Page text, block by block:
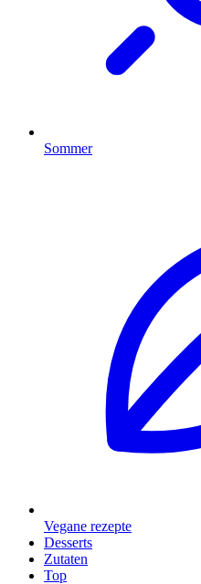
Sommer
Vegane rezepte
Desserts
Zutaten
Top